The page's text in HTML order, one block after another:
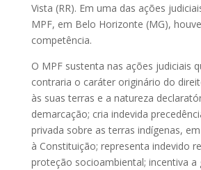
Vista (RR). Em uma das ações
MPF, em Belo Horizonte (MG),
competência.
O MPF sustenta nas ações judiciais
contraria o caráter originário do
às suas terras e a natureza
demarcação; cria indevida
privada sobre as terras indígenas,
à Constituição; representa indevido
proteção socioambiental; incentiva a